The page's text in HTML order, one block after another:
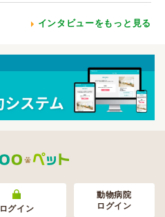
インタビューをもっと見る
ログイン
動物病院
ログイン